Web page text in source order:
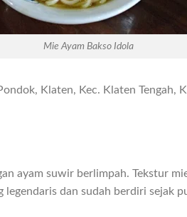
Mie Ayam Bakso Idola
Klaten, Kec. Klaten Tengah,
ayam suwir berlimpah. Tekstur
legendaris dan sudah berdiri sejak